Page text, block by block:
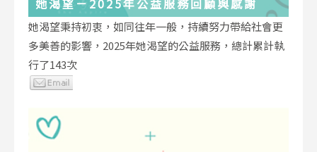
她渴望秉持初衷，如同往年一般，持續努力帶給社會更
多美善的影響，2025年她渴望的公益服務，總計累計執
行了143次